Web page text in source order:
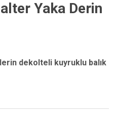
Yaka Derin
dekolteli kuyruklu balık